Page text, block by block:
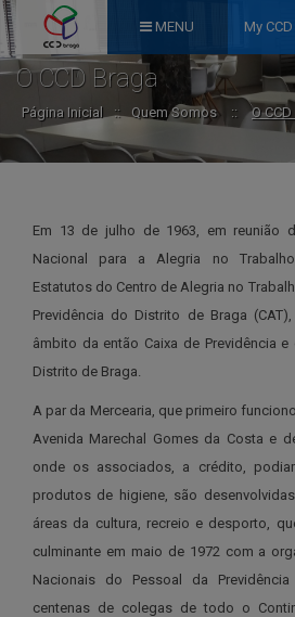
MENU My
O CCD Braga
Página Inicial :: Quem Somos :: O
Em 13 de julho de 1963, em reunião
Nacional para a Alegria no
Estatutos do Centro de Alegria no
Previdência do Distrito de Braga
âmbito da então Caixa de Previdência
Distrito de Braga.
A par da Mercearia, que primeiro
Avenida Marechal Gomes da Costa e
onde os associados, a crédito,
produtos de higiene, são
áreas da cultura, recreio e desporto,
culminante em maio de 1972 com a
Nacionais do Pessoal da
centenas de colegas de todo o